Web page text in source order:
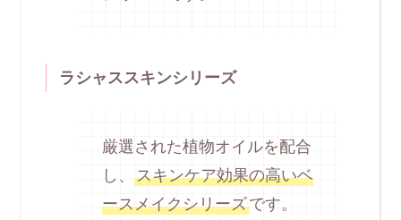
ラシャススキンシリーズ
厳選された植物オイルを配合
し、 スキンケア効果の高いベ
ースメイクシリーズです。